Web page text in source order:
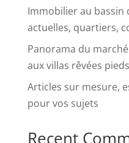
Immobilier au bassin
actuelles, quartiers,
Panorama du
aux villas rêvées
Articles sur mesure,
pour vos sujets
Recent